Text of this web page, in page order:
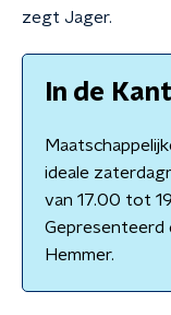
zegt Jager.
In de
ideale
van 17.00 tot
Gepresenteerd
Hemmer.